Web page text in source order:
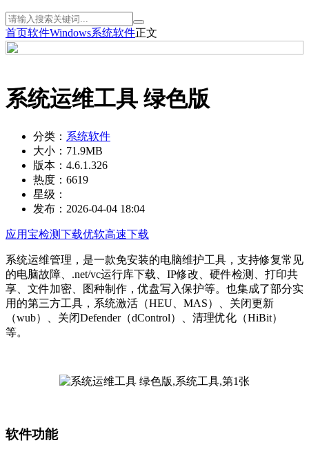
首页软件Windows系统软件正文
系统运维工具 绿色版
分类： 系统软件
大小： 71.9MB
版本： 4.6.1.326
热度： 6619
星级：
发布： 2026-04-04 18:04
应用宝检测下载优软高速下载
系统运维管理，是一款免安装的电脑维护工具，支持修复常见
的电脑故障、.net/vc运行库下载、IP修改、硬件检测、打印共
享、文件加密、图种制作，优盘写入保护等。也集成了部分实
用的第三方工具，系统激活（HEU、MAS）、关闭更新
（wub）、关闭Defender（dControl）、清理优化（HiBit）
等。
软件功能